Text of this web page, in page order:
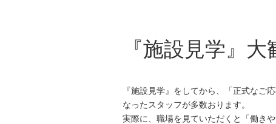
『施設見学』大
『施設見学』をしてから、「正式な
なったスタッフが多数おります。
実際に、職場を見ていただくと「働き